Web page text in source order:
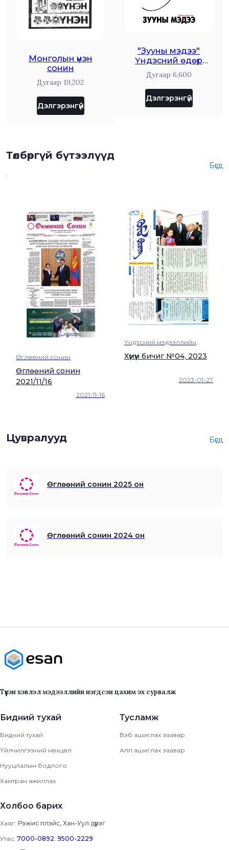
Монголын үнэн
сонин
Дугаар 19,202
Дэлгэрэнгүй
"Зууны мэдээ"
Үндэсний өдөр
тутмын сонин
Дугаар 6,600
Дэлгэрэнгүй
Төлбөргүй бүтээлүүд
.
Бүгд
Өглөөний сонин
Өглөөний сонин
2021/11/16
2021-11-16
Үндэсний мэдээллийн
МОНЦАМЭ агентлаг
Хүмүүн бичиг №04, 2023
2023-01-27
Цувралууд Бүгд
Өглөөний сонин 2025 он
Өглөөний сонин 2024 он
Түүхэн хэвлэл мэдээллийн нэгдсэн цахим эх сурвалж
Бидний тухай
Бидний тухай
Үйлчилгээний нөхцөл
Нууцлалын бодлого
Хамтран ажиллах
Тусламж
Вэб ашиглах заавар
Апп ашиглах заавар
Холбоо барих
Хаяг: Рэжис плэйс, Хан-Уул дүүрэг
Утас: 7000-0892, 9500-2229